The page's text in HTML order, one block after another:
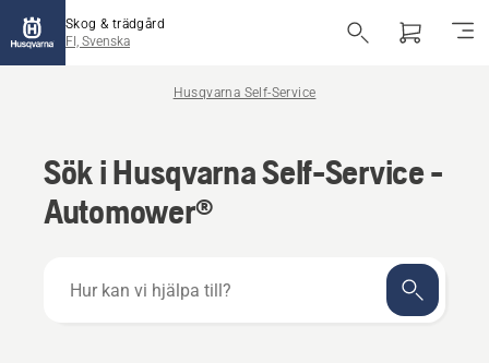
Skog & trädgård
FI, Svenska
Husqvarna Self-Service
Sök i Husqvarna Self-Service -
Automower®
kan